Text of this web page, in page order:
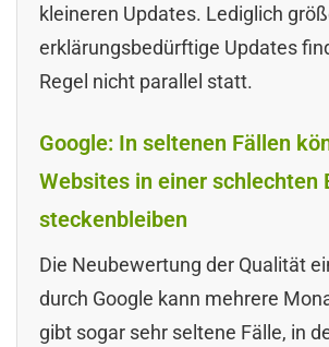
kleineren Updates. Lediglich
erklärungsbedürftige Updates
Regel nicht parallel statt.
Google: In seltenen Fällen
Websites in einer schlechten
steckenbleiben
Die Neubewertung der Qualität
durch Google kann mehrere
gibt sogar sehr seltene Fälle, in